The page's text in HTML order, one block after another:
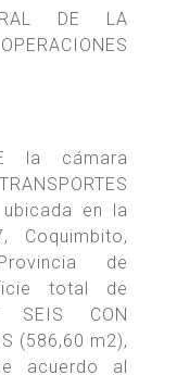
DE LA
la cámara
ubicada en la
Coquimbito,
de
total de
SEIS CON
(586,60 m2),
acuerdo al